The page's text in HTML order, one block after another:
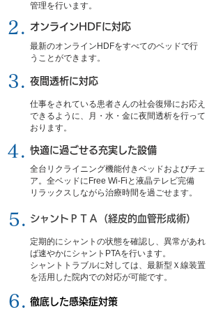
管理を行います。
2.
オンラインHDFに対応
最新のオンラインHDFをすべてのベッドで行
うことができます。
3. 夜間透析に対応
仕事をされている患者さんの社会復帰にお応え
できるように、月・水・金に夜間透析を行って
おります。
4.
快適に過ごせる充実した設備
全台リクライニング機能付きベッドおよびチェ
ア。全ベッドにFree Wi-Fiと液晶テレビ完備
リラックスしながら治療時間を過ごせます。
5. シャントＰＴＡ（経皮的血管形成術）
定期的にシャントの状態を確認し、異常があれ
ば速やかにシャントPTAを行います。
シャントトラブルに対しては、最新型Ｘ線装置
を活用した院内での対応が可能です。
6. 徹底した感染症対策